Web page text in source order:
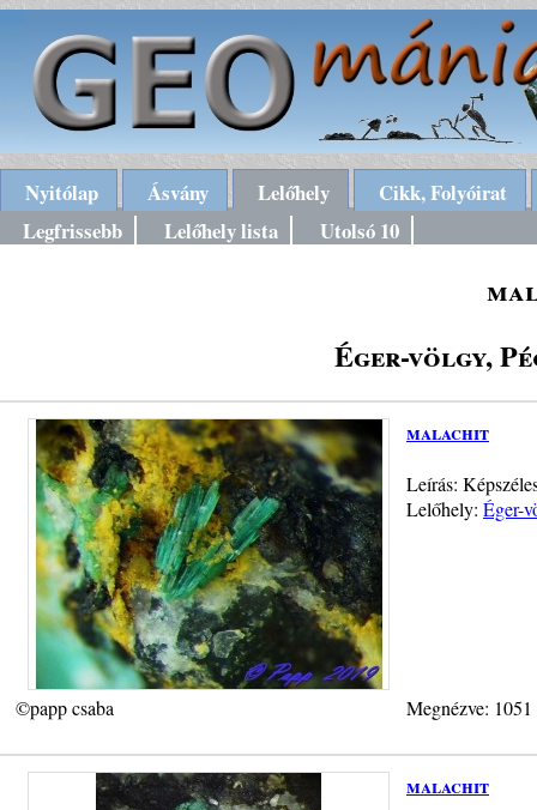
Nyitólap Ásvány Lelőhely
Cikk, Folyóirat
Legfrissebb
Lelőhely lista Utolsó 10
Éger-völgy,
malachit
Leírás:
Lelőhely: Éger-
©papp csaba Megnézve:
malachit